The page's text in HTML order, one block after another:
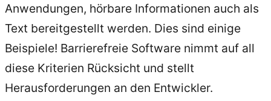
Anwendungen, hörbare Informationen auch als
Text bereitgestellt werden. Dies sind einige
Beispiele! Barrierefreie Software nimmt auf all
diese Kriterien Rücksicht und stellt
Herausforderungen an den Entwickler.